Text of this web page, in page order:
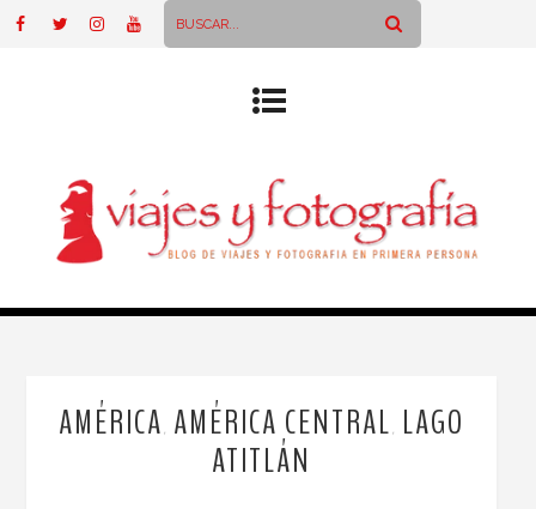
AMÉRICA AMÉRICA CENTRAL LAGO
ATITLÁN